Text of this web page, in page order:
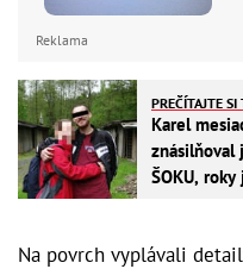
Reklama
PREČÍTAJTE SI
Karel
znásilňoval
ŠOKU,
Na povrch vyplávali